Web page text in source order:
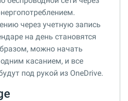
через учетную запись
на день становятся
можно начать
касанием, и все
под рукой из OneDrive.